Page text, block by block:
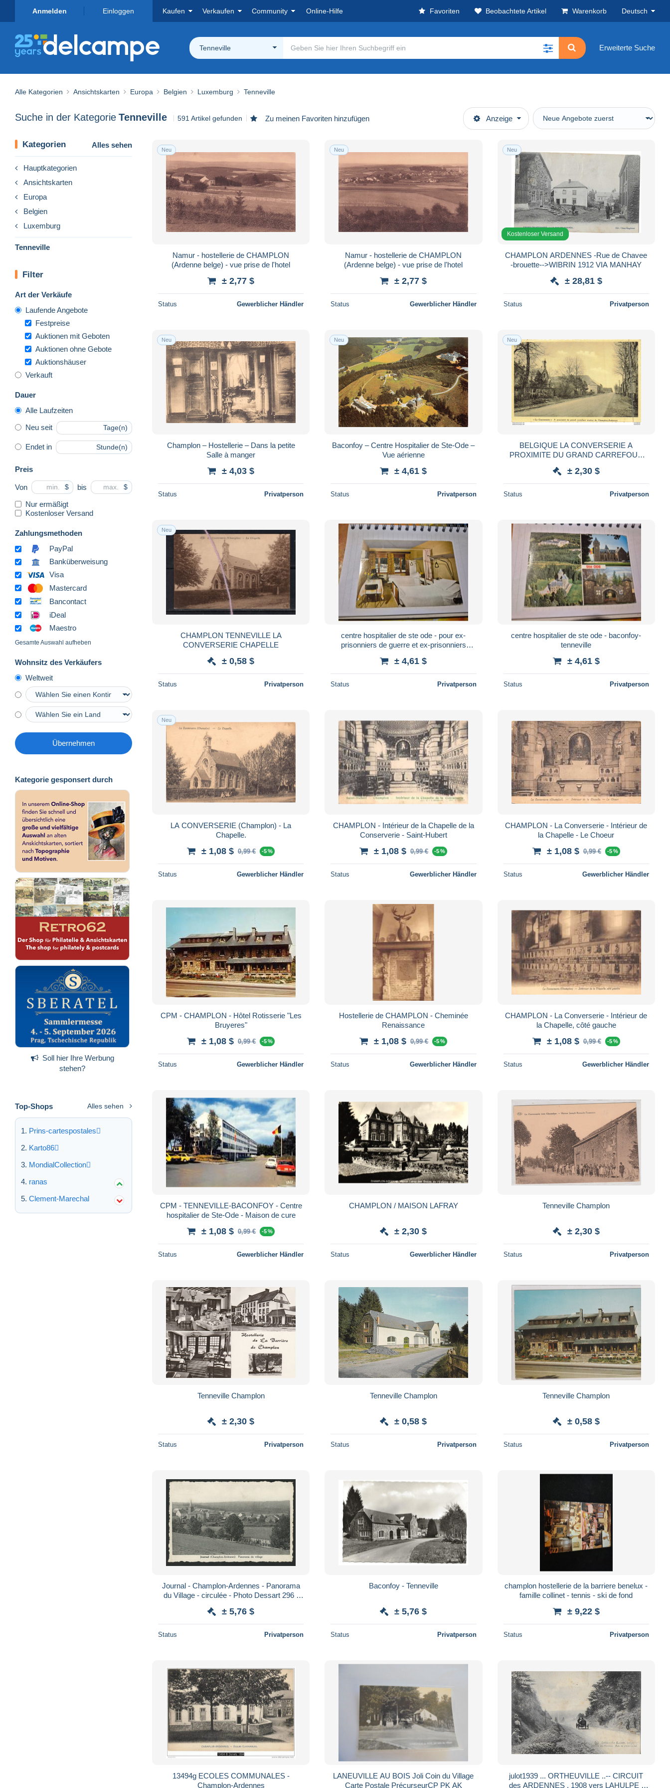
Anmelden Einloggen Kaufen Verkaufen Community Online-Hilfe Favoriten Beobachtete Artikel Warenkorb Deutsch
Tenneville Erweiterte Suche
Alle Kategorien Ansichtskarten Europa Belgien Luxemburg Tenneville
Suche in der Kategorie Tenneville 591 Artikel gefunden Zu meinen Favoriten hinzufügen Anzeige
Kategorien Alles sehen
Hauptkategorien
Ansichtskarten
Europa
Belgien
Luxemburg
Tenneville
Filter
Art der Verkäufe
Laufende Angebote
Festpreise
Auktionen mit Geboten
Auktionen ohne Gebote
Auktionshäuser
Verkauft
Dauer
Alle Laufzeiten
Neu seit Tage(n)
Endet in Stunde(n)
Preis
Von $ bis $
Nur ermäßigt
Kostenloser Versand
Zahlungsmethoden
PayPal
Banküberweisung
Visa
Mastercard
Bancontact
iDeal
Maestro
Gesamte Auswahl aufheben
Wohnsitz des Verkäufers
Weltweit
Übernehmen
Kategorie gesponsert durch
Soll hier Ihre Werbung
stehen?
Top-Shops Alles sehen
Prins-cartespostales
Karto86
MondialCollection
ranas
Clement-Marechal
Neu
Namur - hostellerie de CHAMPLON
(Ardenne belge) - vue prise de l'hotel
± 2,77 $
Status Gewerblicher Händler
Neu
Namur - hostellerie de CHAMPLON
(Ardenne belge) - vue prise de l'hotel
± 2,77 $
Status Gewerblicher Händler
Neu
Kostenloser Versand
CHAMPLON ARDENNES -Rue de Chavee
-brouette-->WIBRIN 1912 VIA MANHAY
± 28,81 $
Status Privatperson
Neu
Champlon – Hostellerie – Dans la petite
Salle à manger
± 4,03 $
Status Privatperson
Neu
Baconfoy – Centre Hospitalier de Ste-Ode –
Vue aérienne
± 4,61 $
Status Privatperson
Neu
BELGIQUE LA CONVERSERIE A
PROXIMITE DU GRAND CARREFOUR
± 2,30 $
Status Privatperson
Neu
CHAMPLON TENNEVILLE LA
CONVERSERIE CHAPELLE
± 0,58 $
Status Privatperson
centre hospitalier de ste ode - pour ex-
prisonniers de guerre et ex-prisonniers
± 4,61 $
Status Privatperson
centre hospitalier de ste ode - baconfoy-
tenneville
± 4,61 $
Status Privatperson
Neu
LA CONVERSERIE (Champlon) - La
Chapelle.
± 1,08 $ 0,99 € -5 %
Status Gewerblicher Händler
CHAMPLON - Intérieur de la Chapelle de la
Conserverie - Saint-Hubert
± 1,08 $ 0,99 € -5 %
Status Gewerblicher Händler
CHAMPLON - La Converserie - Intérieur de
la Chapelle - Le Choeur
± 1,08 $ 0,99 € -5 %
Status Gewerblicher Händler
CPM - CHAMPLON - Hôtel Rotisserie "Les
Bruyeres"
± 1,08 $ 0,99 € -5 %
Status Gewerblicher Händler
Hostellerie de CHAMPLON - Cheminée
Renaissance
± 1,08 $ 0,99 € -5 %
Status Gewerblicher Händler
CHAMPLON - La Converserie - Intérieur de
la Chapelle, côté gauche
± 1,08 $ 0,99 € -5 %
Status Gewerblicher Händler
CPM - TENNEVILLE-BACONFOY - Centre
hospitalier de Ste-Ode - Maison de cure
± 1,08 $ 0,99 € -5 %
Status Gewerblicher Händler
CHAMPLON / MAISON LAFRAY
± 2,30 $
Status Gewerblicher Händler
Tenneville Champlon
± 2,30 $
Status Privatperson
Tenneville Champlon
± 2,30 $
Status Privatperson
Tenneville Champlon
± 0,58 $
Status Privatperson
Tenneville Champlon
± 0,58 $
Status Privatperson
Journal - Champlon-Ardennes - Panorama
du Village - circulée - Photo Dessart 296 -
± 5,76 $
Status Privatperson
Baconfoy - Tenneville
± 5,76 $
Status Privatperson
champlon hostellerie de la barriere benelux -
famille collinet - tennis - ski de fond
± 9,22 $
Status Privatperson
13494g ECOLES COMMUNALES -
Champlon-Ardennes
LANEUVILLE AU BOIS Joli Coin du Village
Carte Postale PrécurseurCP PK AK
julot1939 ... ORTHEUVILLE ..-- CIRCUIT
des ARDENNES . 1908 vers LAHULPE (